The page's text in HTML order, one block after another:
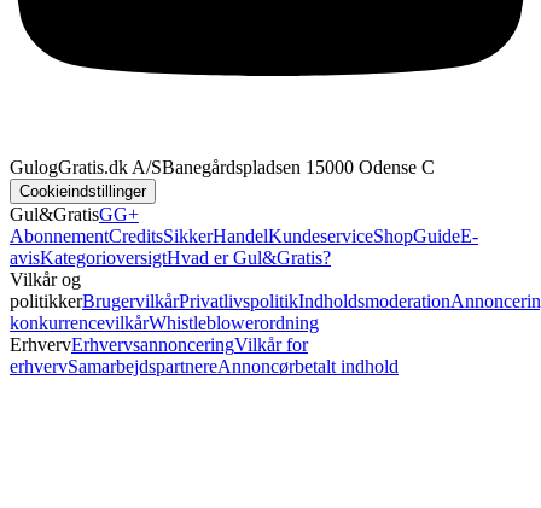
GulogGratis.dk A/SBanegårdspladsen 1 5000 Odense C
Cookieindstillinger
Gul&GratisGG+
AbonnementCreditsSikkerHandelKundeserviceShopGuideE-
avisKategorioversigtHvad er Gul&Gratis?
Vilkår og
politikkerBrugervilkårPrivatlivspolitikIndholdsmoderation
konkurrencevilkårWhistleblowerordning
ErhvervErhvervsannonceringVilkår for
erhvervSamarbejdspartnereAnnoncørbetalt indhold